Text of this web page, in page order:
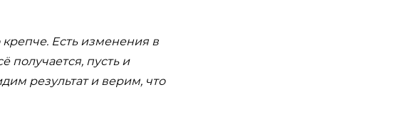
Есть изменения в
получается, пусть и
результат и верим, что